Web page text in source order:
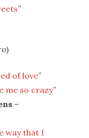
”
of love”
me so crazy”
–
way that I